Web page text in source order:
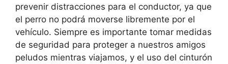
prevenir distracciones para el conductor, ya que
el perro no podrá moverse libremente por el
vehículo. Siempre es importante tomar medidas
de seguridad para proteger a nuestros amigos
peludos mientras viajamos, y el uso del cinturón